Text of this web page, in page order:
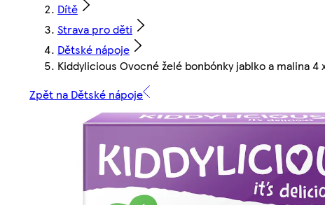
Dítě
Strava pro děti
Dětské nápoje
Kiddylicious Ovocné želé bonbónky jablko a malina 4
Zpět na Dětské nápoje